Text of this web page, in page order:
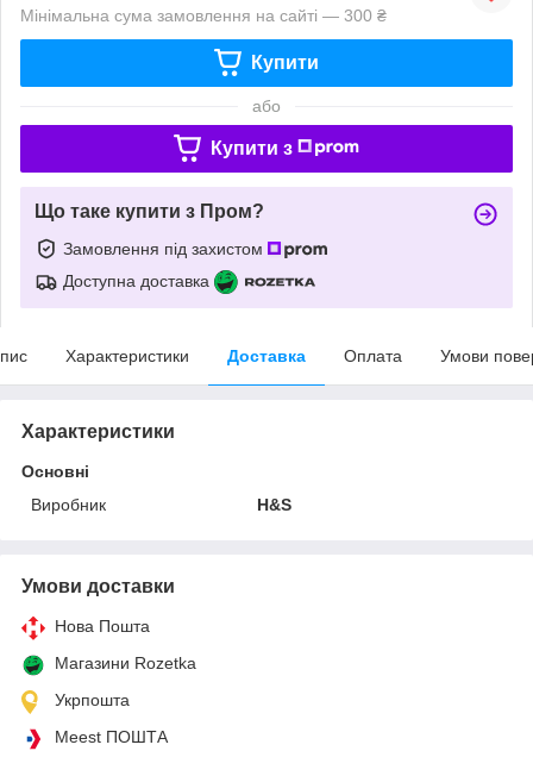
Мінімальна сума замовлення на сайті — 300 ₴
Купити
або
Купити з
Що таке купити з Пром?
Замовлення під захистом
Доступна доставка
Характеристики Доставка Оплата Умови
Характеристики
Основні
Виробник
H&S
Умови доставки
Нова Пошта
Магазини Rozetka
Укрпошта
Meest ПОШТА